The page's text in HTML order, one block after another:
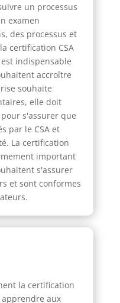
un processus
examen
des processus et
certification CSA
indispensable
accroître
souhaite
elle doit
s'assurer que
par le CSA et
La certification
important
s'assurer
et sont conformes
la certification
aux